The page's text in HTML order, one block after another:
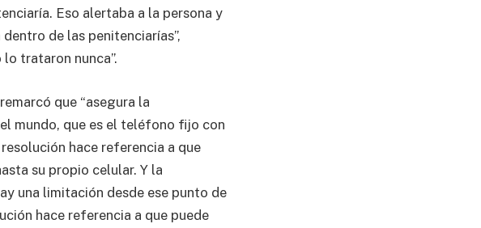
Eso alertaba a la persona y
de las penitenciarías”,
trataron nunca”.
que “asegura la
mundo, que es el teléfono fijo con
hace referencia a que
su propio celular. Y la
una limitación desde ese punto de
hace referencia a que puede